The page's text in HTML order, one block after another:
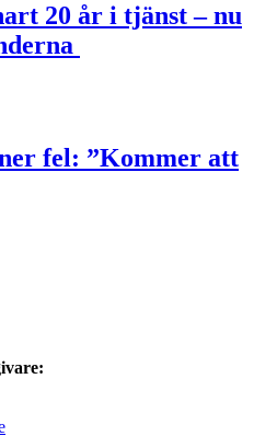
20 år i tjänst – nu
fel: ”Kommer att